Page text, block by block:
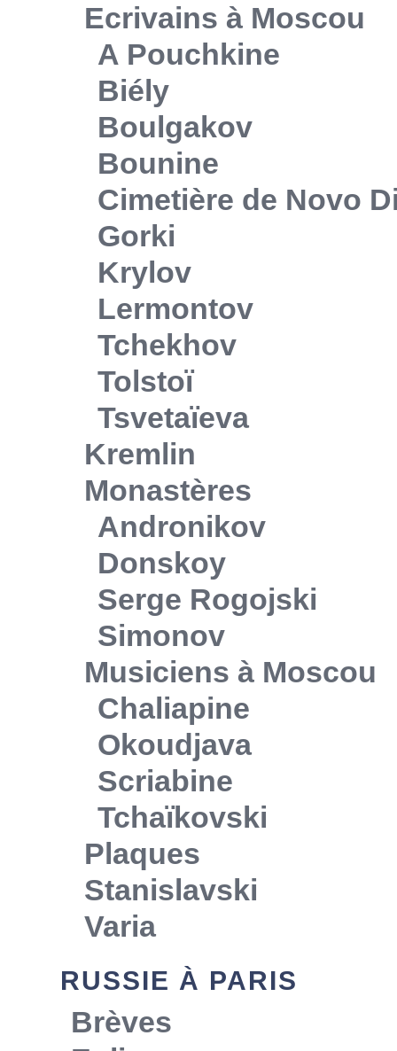
Ecrivains à Moscou
A Pouchkine
Biély
Boulgakov
Bounine
Cimetière de Novo
Gorki
Krylov
Lermontov
Tchekhov
Tolstoï
Tsvetaïeva
Kremlin
Monastères
Andronikov
Donskoy
Serge Rogojski
Simonov
Musiciens à Moscou
Chaliapine
Okoudjava
Scriabine
Tchaïkovski
Plaques
Stanislavski
Varia
RUSSIE À PARIS
Brèves